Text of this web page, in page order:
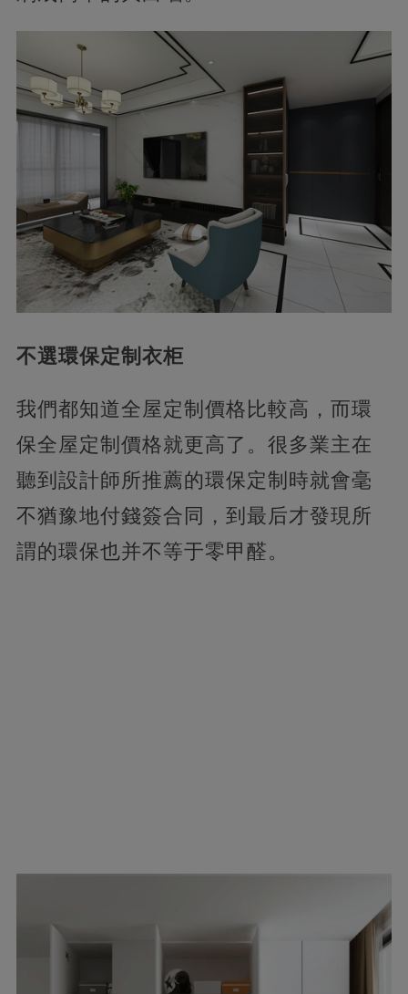
不選環保定制衣柜
我們都知道全屋定制價格比較高，而環
保全屋定制價格就更高了。很多業主在
聽到設計師所推薦的環保定制時就會毫
不猶豫地付錢簽合同，到最后才發現所
謂的環保也并不等于零甲醛。